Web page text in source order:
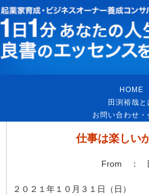
HOME
田渕裕哉と
お問い合わせ・
仕事は楽しい
From ：
２０２１年１０月３１日（日）